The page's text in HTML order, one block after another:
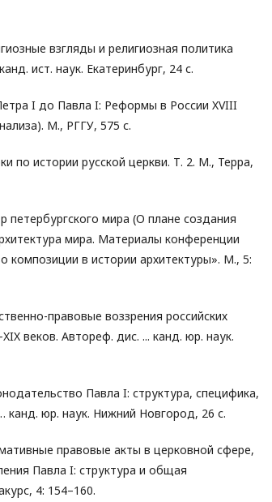
взгляды и религиозная политика
ист. наук. Екатеринбург, 24 с.
I до Павла I: Реформы в России XVIII
М., РГГУ, 575 с.
по истории русской церкви. Т. 2. М., Терра,
петербургского мира (О плане создания
мира. Материалы конференции
композиции в истории архитектуры». М., 5:
правовые воззрения российских
веков. Автореф. дис. ... канд. юр. наук.
Павла I: структура, специфика,
канд. юр. наук. Нижний Новгород, 26 с.
правовые акты в церковной сфере,
Павла I: структура и общая
4: 154–160.